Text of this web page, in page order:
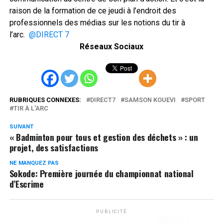
raison de la formation de ce jeudi à l’endroit des
professionnels des médias sur les notions du tir à
l’arc. @DIRECT 7
Réseaux Sociaux
RUBRIQUES CONNEXES: DIRECT7 SAMSON KOUEVI
SPORT
TIR À L'ARC
SUIVANT
« Badminton pour tous et gestion des déchets » : un
projet, des satisfactions
NE MANQUEZ PAS
Sokode: Première journée du championnat national
d’Escrime
PUBLICITÉ